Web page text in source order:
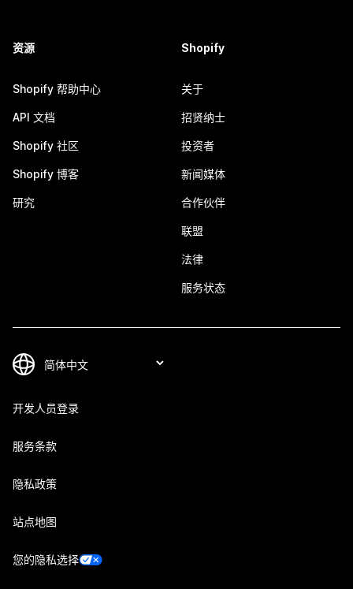
资源
Shopify 帮助中心
API 文档
Shopify 社区
Shopify 博客
研究
Shopify
关于
招贤纳士
投资者
新闻媒体
合作伙伴
联盟
法律
服务状态
开发人员登录
服务条款
隐私政策
站点地图
您的隐私选择